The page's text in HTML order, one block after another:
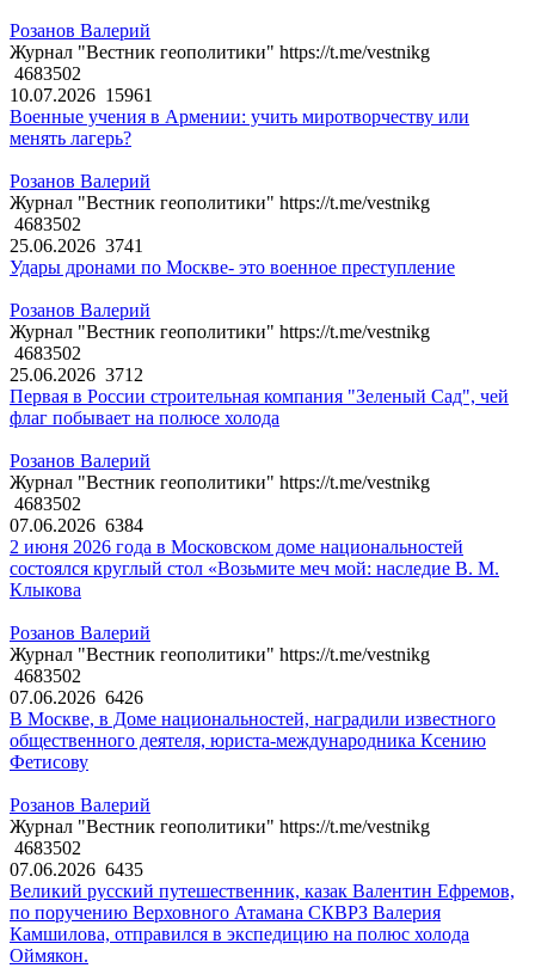
Розанов Валерий
Журнал "Вестник геополитики" https://t.me/vestnikg
4683502
10.07.2026 15961
Военные учения в Армении: учить миротворчеству или
менять лагерь?
Розанов Валерий
Журнал "Вестник геополитики" https://t.me/vestnikg
4683502
25.06.2026 3741
Удары дронами по Москве- это военное преступление
Розанов Валерий
Журнал "Вестник геополитики" https://t.me/vestnikg
4683502
25.06.2026 3712
Первая в России строительная компания "Зеленый Сад", чей
флаг побывает на полюсе холода
Розанов Валерий
Журнал "Вестник геополитики" https://t.me/vestnikg
4683502
07.06.2026 6384
2 июня 2026 года в Московском доме национальностей
состоялся круглый стол «Возьмите меч мой: наследие В. М.
Клыкова
Розанов Валерий
Журнал "Вестник геополитики" https://t.me/vestnikg
4683502
07.06.2026 6426
В Москве, в Доме национальностей, наградили известного
общественного деятеля, юриста-международника Ксению
Фетисову
Розанов Валерий
Журнал "Вестник геополитики" https://t.me/vestnikg
4683502
07.06.2026 6435
Великий русский путешественник, казак Валентин Ефремов,
по поручению Верховного Атамана СКВРЗ Валерия
Камшилова, отправился в экспедицию на полюс холода
Оймякон.